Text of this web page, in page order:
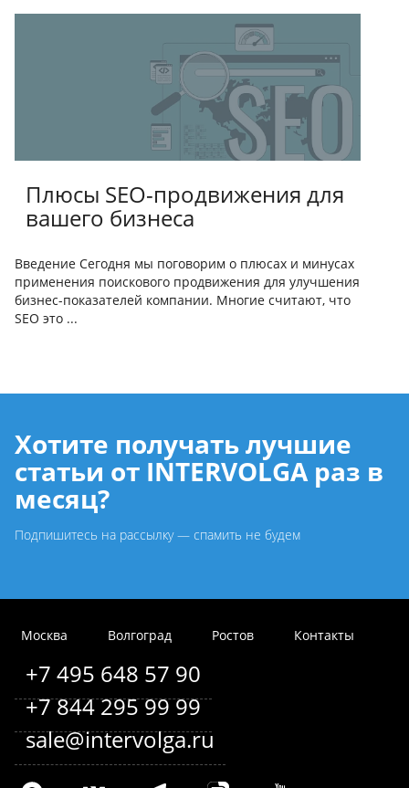
Плюсы SEO-продвижения для
вашего бизнеса
Введение Сегодня мы поговорим о плюсах и минусах
применения поискового продвижения для улучшения
бизнес-показателей компании. Многие считают, что
SEO это ...
Хотите получать лучшие
статьи от INTERVOLGA раз в
месяц?
Подпишитесь на рассылку — спамить не будем
Москва Волгоград Ростов Контакты
+7 495 648 57 90
+7 844 295 99 99
sale@intervolga.ru